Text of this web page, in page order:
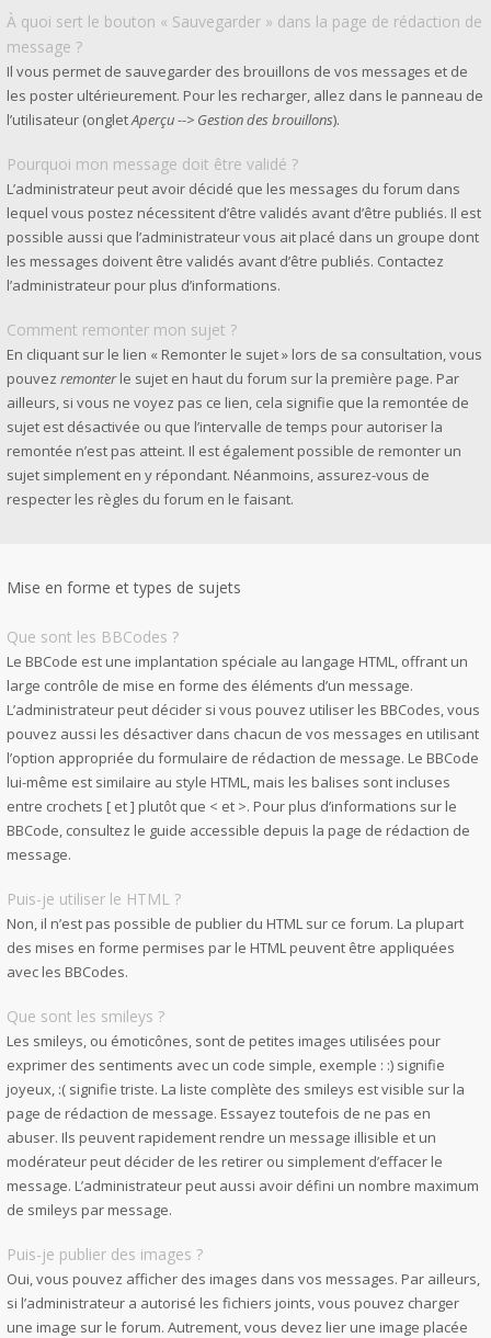
À quoi sert le bouton « Sauvegarder » dans la page de rédaction de
message ?
Il vous permet de sauvegarder des brouillons de vos messages et de
les poster ultérieurement. Pour les recharger, allez dans le panneau de
l’utilisateur (ongletAperçu --> Gestion des brouillons).
Pourquoi mon message doit être validé ?
L’administrateur peut avoir décidé que les messages du forum dans
lequel vous postez nécessitent d’être validés avant d’être publiés. Il est
possible aussi que l’administrateur vous ait placé dans un groupe dont
les messages doivent être validés avant d’être publiés. Contactez
l’administrateur pour plus d’informations.
Comment remonter mon sujet ?
En cliquant sur le lien « Remonter le sujet » lors de sa consultation, vous
pouvez remonterle sujet en haut du forum sur la première page. Par
ailleurs, si vous ne voyez pas ce lien, cela signifie que la remontée de
sujet est désactivée ou que l’intervalle de temps pour autoriser la
remontée n’est pas atteint. Il est également possible de remonter un
sujet simplement en y répondant. Néanmoins, assurez-vous de
respecter les règles du forum en le faisant.
Mise en forme et types de sujets
Que sont les BBCodes ?
Le BBCode est une implantation spéciale au langage HTML, offrant un
large contrôle de mise en forme des éléments d’un message.
L’administrateur peut décider si vous pouvez utiliser les BBCodes, vous
pouvez aussi les désactiver dans chacun de vos messages en utilisant
l’option appropriée du formulaire de rédaction de message. Le BBCode
lui-même est similaire au style HTML, mais les balises sont incluses
entre crochets [ et ] plutôt que < et >. Pour plus d’informations sur le
BBCode, consultez le guide accessible depuis la page de rédaction de
message.
Puis-je utiliser le HTML ?
Non, il n’est pas possible de publier du HTML sur ce forum. La plupart
des mises en forme permises par le HTML peuvent être appliquées
avec les BBCodes.
Que sont les smileys ?
Les smileys, ou émoticônes, sont de petites images utilisées pour
exprimer des sentiments avec un code simple, exemple : :) signifie
joyeux, :( signifie triste. La liste complète des smileys est visible sur la
page de rédaction de message. Essayez toutefois de ne pas en
abuser. Ils peuvent rapidement rendre un message illisible et un
modérateur peut décider de les retirer ou simplement d’effacer le
message. L’administrateur peut aussi avoir défini un nombre maximum
de smileys par message.
Puis-je publier des images ?
Oui, vous pouvez afficher des images dans vos messages. Par ailleurs,
si l’administrateur a autorisé les fichiers joints, vous pouvez charger
une image sur le forum. Autrement, vous devez lier une image placée